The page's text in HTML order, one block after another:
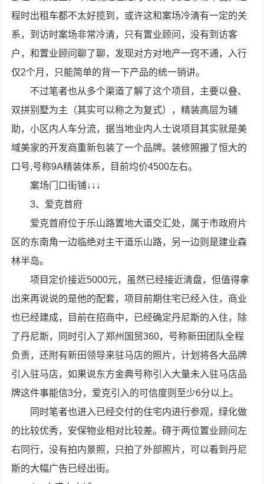
程时出租车都不太好揽到，或许这和案场冷清有一定的关
系，到访时案场非常冷清，只有置业顾问，没有到访客
户，和置业顾问聊了聊，发现对方对地产一窍不通，入行
仅2个月，只能简单的背一下产品的统一销讲。
不过笔者也从多个渠道了解了这个项目，主要以叠、
双拼别墅为主（其实可以称之为复式），精装高层为辅
助，小区内人车分流，据当地业内人士说项目其实就是美
域美家的开发商重新包装了一个品牌。装修照搬了恒大的
口号,号称9A精装体系，目前均价4500左右。
案场门口街铺↓↓↓
3、爱克首府
爱克首府位于乐山路置地大道交汇处，属于市政府片
区的东南角一边临绝对主干道乐山路，另一边则是建业森
林半岛。
项目定价接近5000元，虽然已经接近清盘，但值得拿
出来再说说的是他的配套，项目前期住宅已经入住，商业
也已经建成，目前在招商中，已经确定丹尼斯的入住，除
了丹尼斯，同时引入了郑州国贸360，号称新田团队全程
负责，还附有新田领导来驻马店的照片，计划将各大品牌
引入驻马店，如果说东方金典号称引入大量未入驻马店品
牌这件事能信3分，爱克引入的可信度则至少6分以上。
同时笔者也进入已经交付的住宅内进行参观，绿化做
的比较优秀，安保物业相对比较差。碍于两位置业顾问左
右同行，没有拍内景照，只拍了外部照片，可以看到丹尼
斯的大幅广告已经出街。